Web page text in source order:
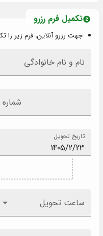
تکمیل فرم رزرو
جهت رزرو آنلاین، فرم زیر را
نام و نام خانوادگی
تاریخ تحویل
ساعت تحویل